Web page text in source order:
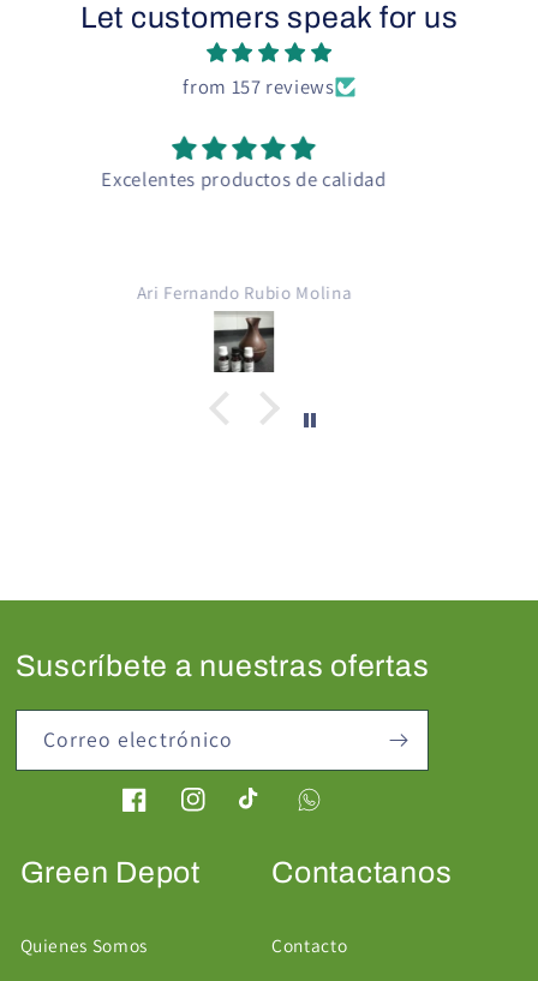
Let customers speak for us
from 157 reviews
Glicerina vegetal
cigarro electrónico, gracias Green Depot
Guatemala 💚
Pedro Armando De Leon Echeverria
Suscríbete a nuestras ofertas
Correo electrónico
FacebookInstagramTikTok
Green Depot
Quienes Somos
Contactanos
Contacto